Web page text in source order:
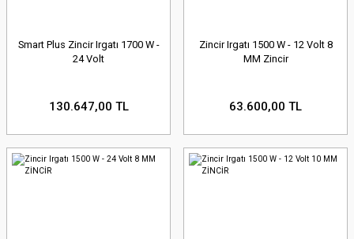
Smart Plus Zincir Irgatı 1700 W -
24 Volt
130.647,00 TL
Zincir Irgatı 1500 W - 12 Volt 8
MM Zincir
63.600,00 TL